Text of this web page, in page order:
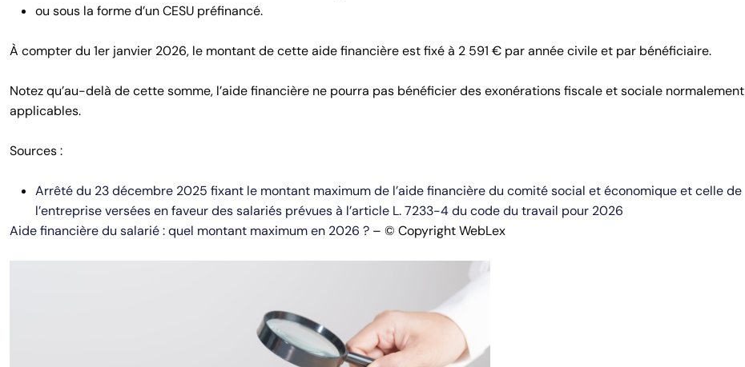
ou sous la forme d’un CESU préfinancé.
À compter du 1er janvier 2026, le montant de cette aide financière est fixé à 2 591 € par année civile et par bénéficiaire.
Notez qu’au-delà de cette somme, l’aide financière ne pourra pas bénéficier des exonérations fiscale et sociale normalement
applicables.
Sources :
Arrêté du 23 décembre 2025 fixant le montant maximum de l’aide financière du comité social et économique et celle de
l’entreprise versées en faveur des salariés prévues à l’article L. 7233-4 du code du travail pour 2026
Aide financière du salarié : quel montant maximum en 2026 ? – © Copyright WebLex